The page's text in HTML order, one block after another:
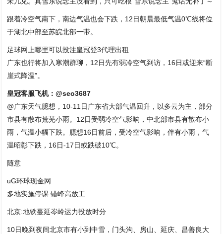
跟着冷空气南下，南边气温也会下跌，12日朝晨最低气温0℃线将位
于湖北中部至苏皖北部一带。
足球网上哪里可以投注皇冠登3代理出租
广东也行将加入寒潮群聊，12日先有弱冷空气到访，16日或迎来“断
崖式降温”。
皇冠客服飞机：@seo3687
@广东天气臆想，10-11日广东省大部气温回升，以多云为主，部分
市县有散布荒芜小雨。12日受弱冷空气影响，中北部市县有散布小
雨，气温小幅下跌。臆想16日前后，受冷空气影响，伴有小雨，气
温昭彰下跌，16日-17日或跌破10℃。
随意
uG环球现金网
多地实施停课 错峰高放工
北京:地铁蔓延岑岭运力投放时分
10日晚到夜间北京市有小到中雪，门头沟、房山、延庆、昌善良大